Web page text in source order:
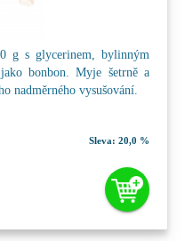
g s glycerinem, bylinným
bonbon. Myje šetrně a
nadměrného vysušování.
Sleva: 20,0 %